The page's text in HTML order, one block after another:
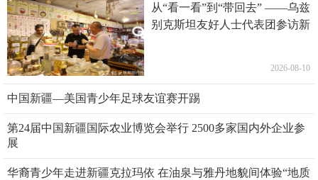
从“看一看”到“带回去” ——乌兹
别克斯坦友好人士代表团参访新
2026-08-10
中国新疆—美国青少年足球友谊赛开踢
第24届中国新疆国际农业博览会举行 2500多家国内外企业参
展
华裔青少年走进新疆克拉玛依 在油泉与雅丹地貌间体验“地质